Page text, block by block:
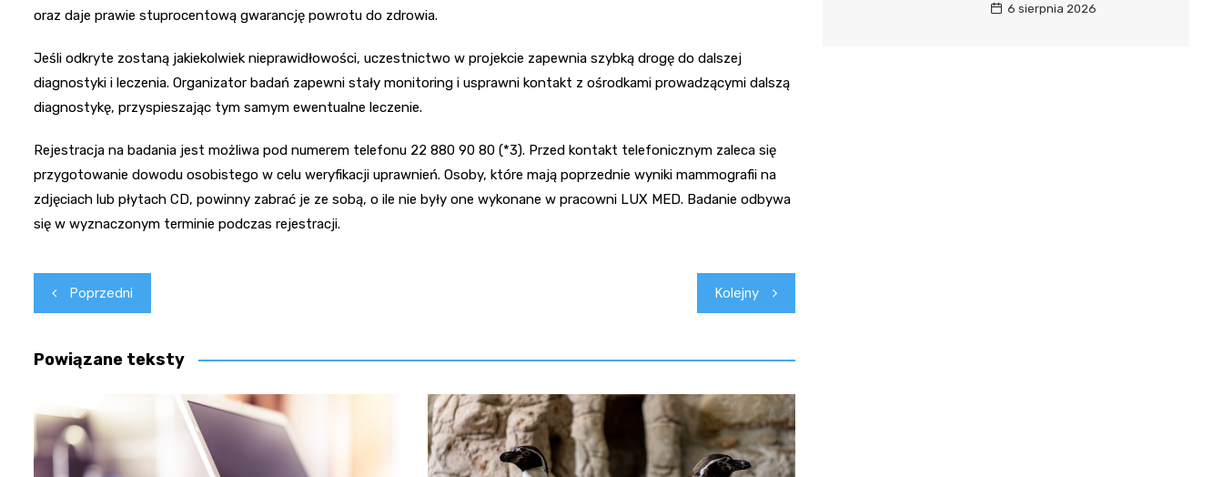
oraz daje prawie stuprocentową gwarancję powrotu do zdrowia.
Jeśli odkryte zostaną jakiekolwiek nieprawidłowości, uczestnictwo w projekcie zapewnia szybką drogę do dalszej
diagnostyki i leczenia. Organizator badań zapewni stały monitoring i usprawni kontakt z ośrodkami prowadzącymi dalszą
diagnostykę, przyspieszając tym samym ewentualne leczenie.
Rejestracja na badania jest możliwa pod numerem telefonu 22 880 90 80 (*3). Przed kontakt telefonicznym zaleca się
przygotowanie dowodu osobistego w celu weryfikacji uprawnień. Osoby, które mają poprzednie wyniki mammografii na
zdjęciach lub płytach CD, powinny zabrać je ze sobą, o ile nie były one wykonane w pracowni LUX MED. Badanie odbywa
się w wyznaczonym terminie podczas rejestracji.
Nawigacja
wpisu
Poprzedni Kolejny
Powiązane teksty
6 sierpnia 2026